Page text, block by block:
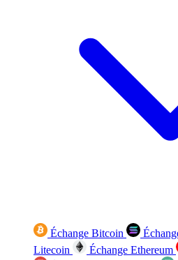
Échange Bitcoin
Litecoin
Échange Ethereum